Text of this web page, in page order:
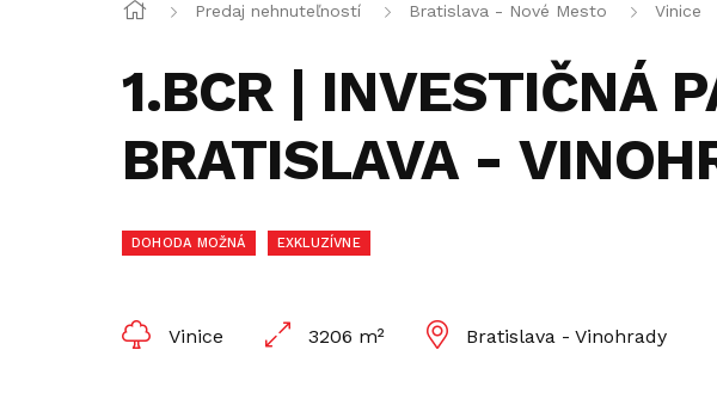
Predaj nehnuteľností Bratislava - Nové Mesto Vinice
1.BCR | INVESTIČNÁ
BRATISLAVA -
DOHODA MOŽNÁ EXKLUZÍVNE
Vinice 3206 m² Bratislava - Vinohrady